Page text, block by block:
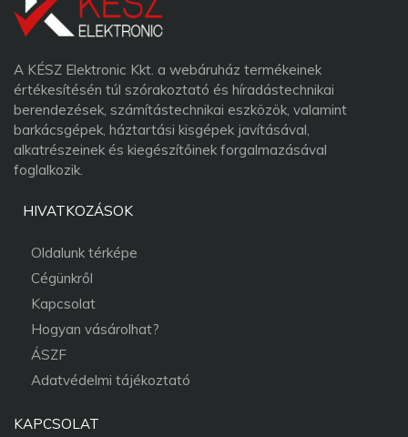
A KÉSZ Elektronic Kkt. a webáruház termékeinek
értékesítésén túl szórakoztató és híradástechnikai
berendezések, számítástechnikai eszközök, valamint
barkácsgépek, háztartási kisgépek javításával,
alkatrészeinek és kiegészítőinek forgalmazásával
foglalkozik.
HIVATKOZÁSOK
Oldalunk térképe
Cégünkről
Kapcsolat
Hogyan vásárolhat?
ÁSZF
Adatvédelmi tájékoztató
KAPCSOLAT